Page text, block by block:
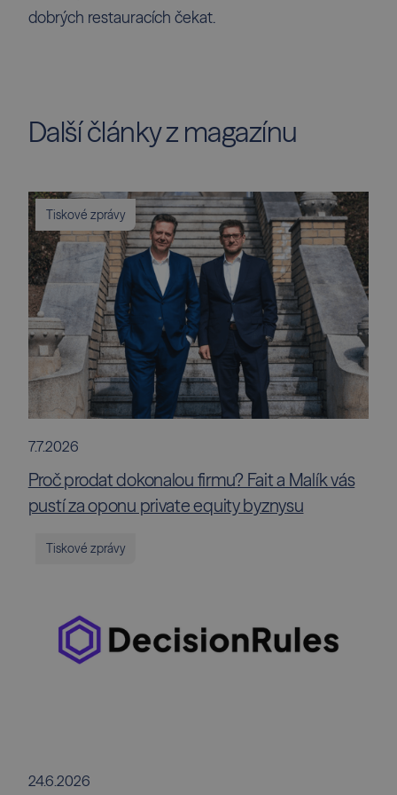
dobrých restauracích čekat.
Další články z magazínu
Tiskové zprávy
7.7.2026
Proč prodat dokonalou firmu? Fait a Malík vás
pustí za oponu private equity byznysu
Tiskové zprávy
24.6.2026